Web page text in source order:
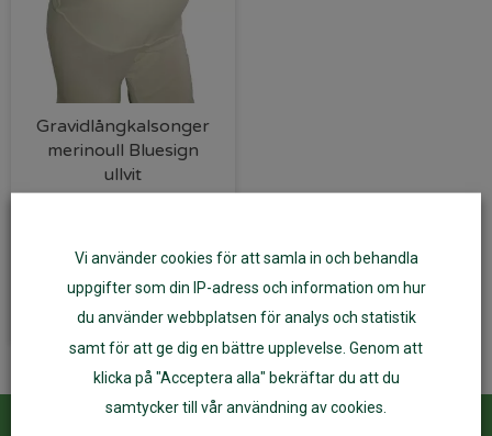
Gravidlångkalsonger
merinoull Bluesign
ullvit
Välj alternativ
Vi använder cookies för att samla in och behandla
uppgifter som din IP-adress och information om hur
du använder webbplatsen för analys och statistik
samt för att ge dig en bättre upplevelse. Genom att
klicka på "Acceptera alla" bekräftar du att du
samtycker till vår användning av cookies.